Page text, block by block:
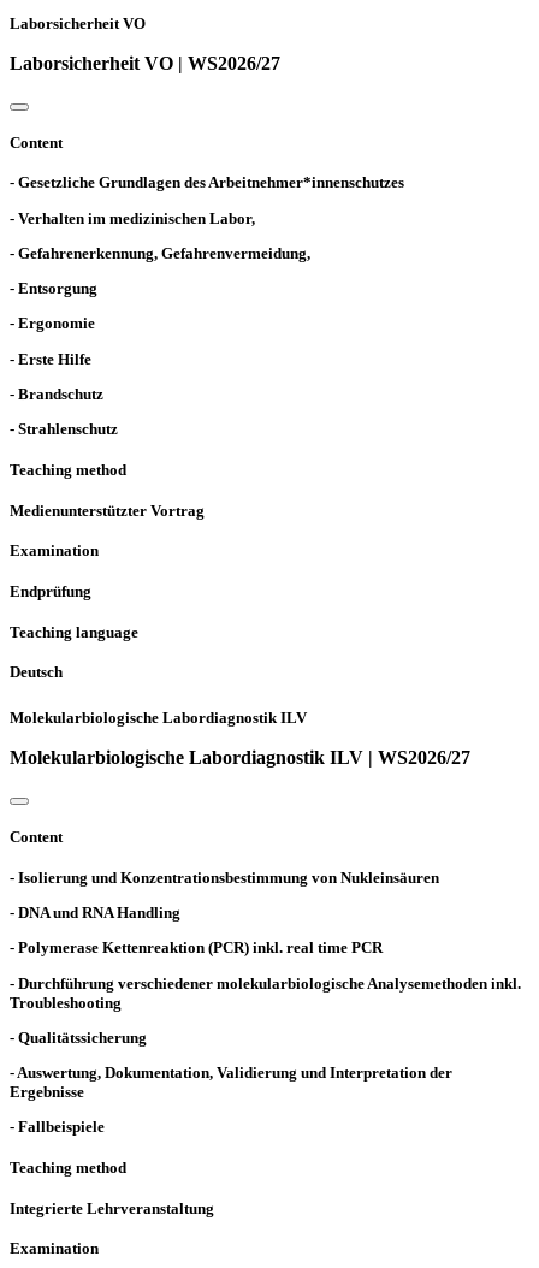
Laborsicherheit VO
Laborsicherheit VO | WS2026/27
Content
- Gesetzliche Grundlagen des Arbeitnehmer*innenschutzes
- Verhalten im medizinischen Labor,
- Gefahrenerkennung, Gefahrenvermeidung,
- Entsorgung
- Ergonomie
- Erste Hilfe
- Brandschutz
- Strahlenschutz
Teaching method
Medienunterstützter Vortrag
Examination
Endprüfung
Teaching language
Deutsch
Molekularbiologische Labordiagnostik ILV
Molekularbiologische Labordiagnostik ILV | WS2026/27
Content
- Isolierung und Konzentrationsbestimmung von Nukleinsäuren
- DNA und RNA Handling
- Polymerase Kettenreaktion (PCR) inkl. real time PCR
- Durchführung verschiedener molekularbiologische Analysemethoden inkl.
Troubleshooting
- Qualitätssicherung
- Auswertung, Dokumentation, Validierung und Interpretation der
Ergebnisse
- Fallbeispiele
Teaching method
Integrierte Lehrveranstaltung
Examination